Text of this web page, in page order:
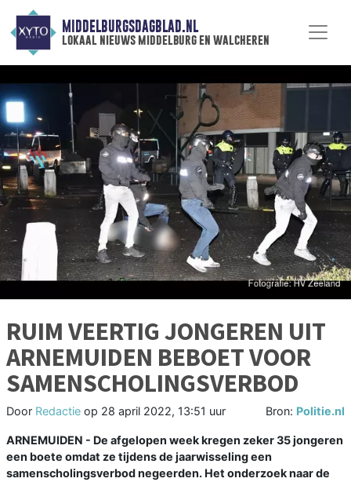
MIDDELBURGSDAGBLAD.NL
lokaal nieuws middelburg en walcheren
RUIM VEERTIG JONGEREN UIT
ARNEMUIDEN BEBOET VOOR
SAMENSCHOLINGSVERBOD
Door Redactie op 28 april 2022, 13:51 uur Bron: Politie.nl
ARNEMUIDEN - De afgelopen week kregen zeker 35 jongeren
een boete omdat ze tijdens de jaarwisseling een
samenscholingsverbod negeerden. Het onderzoek naar de